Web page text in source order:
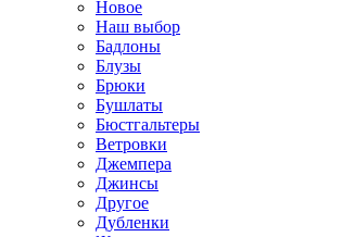
Новое
Наш выбор
Бадлоны
Блузы
Брюки
Бушлаты
Бюстгальтеры
Ветровки
Джемпера
Джинсы
Другое
Дубленки